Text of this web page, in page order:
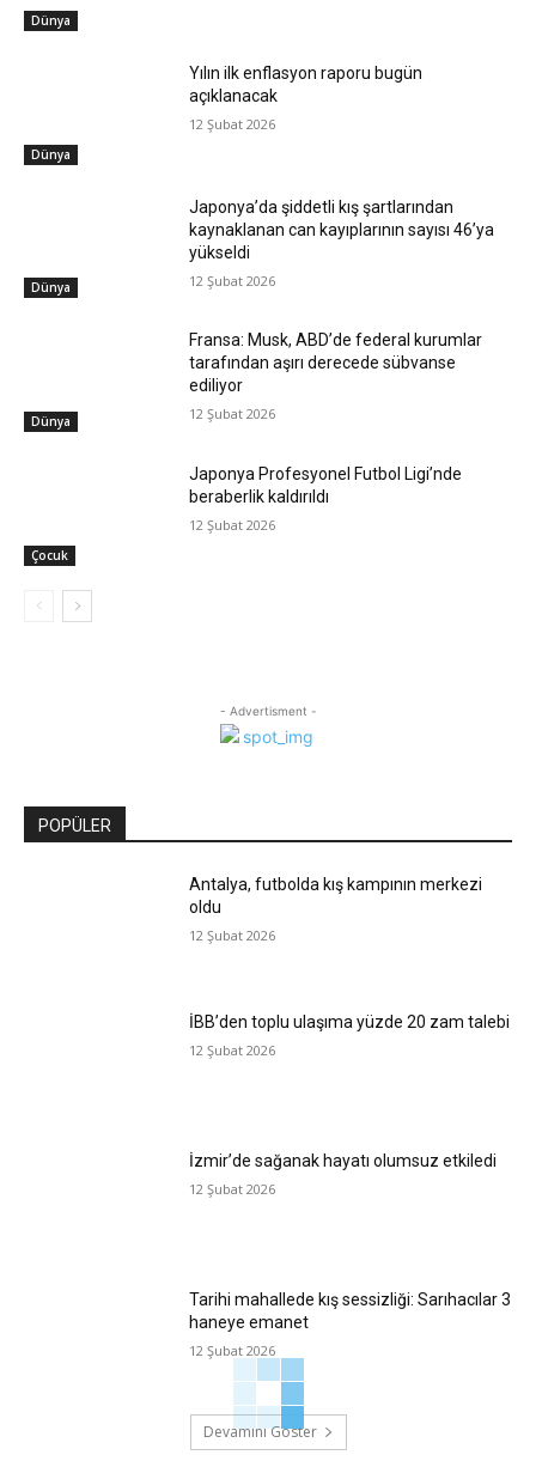
Dünya
Dünya
Yılın ilk enflasyon raporu bugün
açıklanacak
12 Şubat 2026
Dünya
Japonya’da şiddetli kış şartlarından
kaynaklanan can kayıplarının sayısı 46’ya
yükseldi
12 Şubat 2026
Dünya
Fransa: Musk, ABD’de federal kurumlar
tarafından aşırı derecede sübvanse
ediliyor
12 Şubat 2026
Çocuk
Japonya Profesyonel Futbol Ligi’nde
beraberlik kaldırıldı
12 Şubat 2026
- Advertisment -
POPÜLER
Antalya, futbolda kış kampının merkezi
oldu
12 Şubat 2026
İBB’den toplu ulaşıma yüzde 20 zam talebi
12 Şubat 2026
İzmir’de sağanak hayatı olumsuz etkiledi
12 Şubat 2026
Tarihi mahallede kış sessizliği: Sarıhacılar 3
haneye emanet
12 Şubat 2026
Devamını Göster